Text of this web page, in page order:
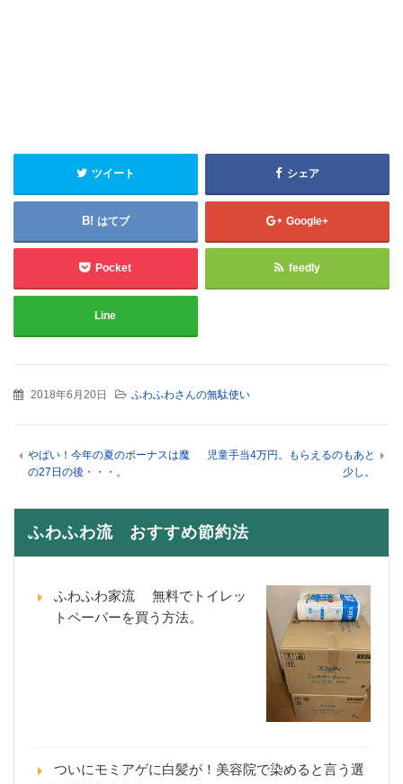
ツイート シェア
はてブ Google+
Pocket feedly
Line
2018年6月20日 ふわふわさんの無駄使い
やばい！今年の夏のボーナスは魔
の27日の後・・・。
児童手当4万円。もらえるのもあと
少し。
ふわふわ流 おすすめ節約法
ふわふわ家流 無料でトイレッ
トペーパーを買う方法。
ついにモミアゲに白髪が！美容院で染めると言う選